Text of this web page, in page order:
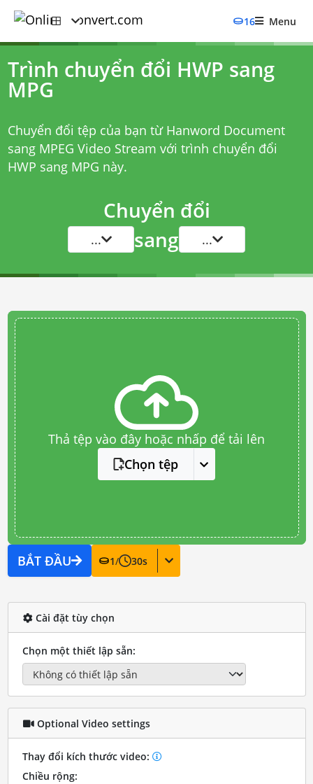
16 Menu
Trình chuyển đổi HWP sang
MPG
Chuyển đổi tệp của bạn từ Hanword Document
sang MPEG Video Stream với trình chuyển đổi
HWP sang MPG này.
Chuyển đổi
... sang ...
Thả tệp vào đây hoặc nhấp để tải lên
Chọn tệp
BẮT ĐẦU 1/ 30s
Cài đặt tùy chọn
Chọn một thiết lập sẵn:
Optional Video settings
Thay đổi kích thước video:
Chiều rộng: